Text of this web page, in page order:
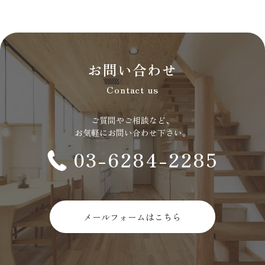
お問い合わせ
Contact us
ご質問やご相談など、
お気軽にお問い合わせ下さい。
03-6284-2285
メールフォームはこちら